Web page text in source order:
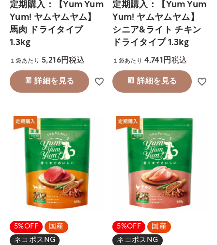
定期購入：【Yum Yum
Yum! ヤムヤムヤム】
馬肉 ドライタイプ
1.3kg
１袋あたり 5,216 税込
詳細を見る
定期購入：【Yum Yum
Yum! ヤムヤムヤム】
シニア&ライト チキン
ドライタイプ 1.3kg
１袋あたり 4,741 税込
詳細を見る
5%OFF
国産
ネコポスNG
5%OFF
国産
ネコポスNG